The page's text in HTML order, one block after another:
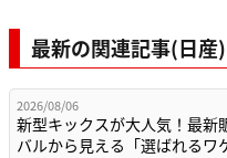
最新の関連記事(日産)
2026/08/06
新型キックスが大人気！最新
バルから見える「選ばれるワ